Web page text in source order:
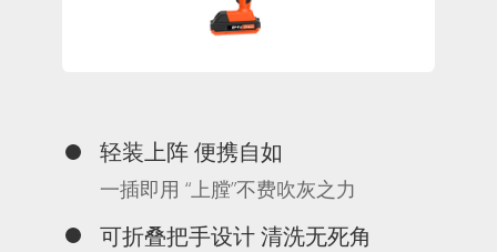
轻装上阵 便携自如
一插即用 “上膛”不费吹灰之力
可折叠把手设计 清洗无死角